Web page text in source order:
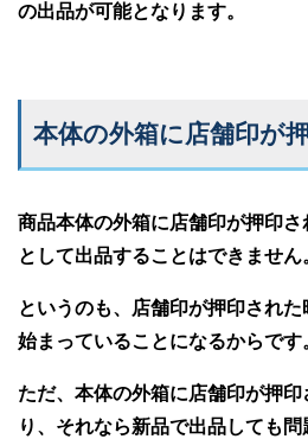
の出品が可能となります。
本体の外箱に店舗印が
商品本体の外箱に店舗印が押印
として出品することはできません
というのも、店舗印が押印され
始まっていることになるからです
ただ、本体の外箱に店舗印が押
り、それなら新品で出品しても問